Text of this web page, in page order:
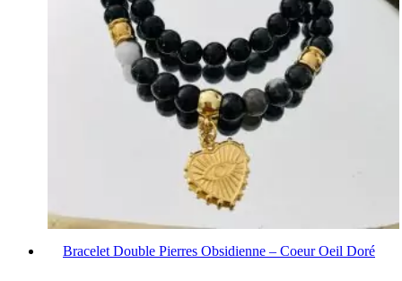
Bracelet Double Pierres Obsidienne – Coeur Oeil Doré